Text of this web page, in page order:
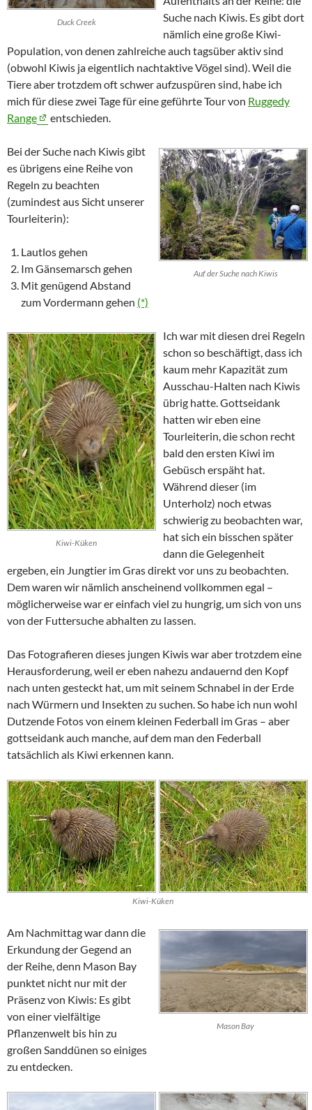
Duck Creek
Suche nach Kiwis. Es gibt dort
nämlich eine große Kiwi-
Population, von denen zahlreiche auch tagsüber aktiv sind
(obwohl Kiwis ja eigentlich nachtaktive Vögel sind). Weil die
Tiere aber trotzdem oft schwer aufzuspüren sind, habe ich
mich für diese zwei Tage für eine geführte Tour von Ruggedy
Range
entschieden.
Auf der Suche nach Kiwis
Bei der Suche nach Kiwis gibt
es übrigens eine Reihe von
Regeln zu beachten
(zumindest aus Sicht unserer
Tourleiterin):
Lautlos gehen
Im Gänsemarsch gehen
Mit genügend Abstand
zum Vordermann gehen (*)
Kiwi-Küken
Ich war mit diesen drei Regeln
schon so beschäftigt, dass ich
kaum mehr Kapazität zum
Ausschau-Halten nach Kiwis
übrig hatte. Gottseidank
hatten wir eben eine
Tourleiterin, die schon recht
bald den ersten Kiwi im
Gebüsch erspäht hat.
Während dieser (im
Unterholz) noch etwas
schwierig zu beobachten war,
hat sich ein bisschen später
dann die Gelegenheit
ergeben, ein Jungtier im Gras direkt vor uns zu beobachten.
Dem waren wir nämlich anscheinend vollkommen egal –
möglicherweise war er einfach viel zu hungrig, um sich von uns
von der Futtersuche abhalten zu lassen.
Das Fotografieren dieses jungen Kiwis war aber trotzdem eine
Herausforderung, weil er eben nahezu andauernd den Kopf
nach unten gesteckt hat, um mit seinem Schnabel in der Erde
nach Würmern und Insekten zu suchen. So habe ich nun wohl
Dutzende Fotos von einem kleinen Federball im Gras – aber
gottseidank auch manche, auf dem man den Federball
tatsächlich als Kiwi erkennen kann.
Kiwi-Küken
Mason Bay
Am Nachmittag war dann die
Erkundung der Gegend an
der Reihe, denn Mason Bay
punktet nicht nur mit der
Präsenz von Kiwis: Es gibt
von einer vielfältige
Pflanzenwelt bis hin zu
großen Sanddünen so einiges
zu entdecken.